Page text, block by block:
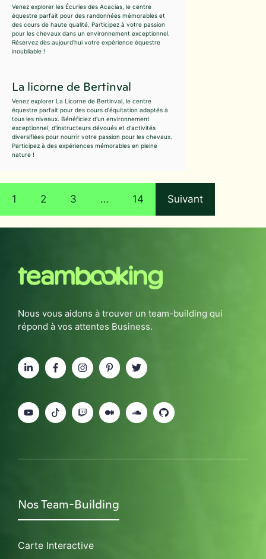
Venez explorer les Écuries des Acacias, le centre
équestre parfait pour des randonnées mémorables et
des cours de haute qualité. Participez à votre passion
pour les chevaux dans un environnement exceptionnel.
Réservez dès aujourd'hui votre expérience équestre
inoubliable !
La licorne de Bertinval
Venez explorer La Licorne de Bertinval, le centre
équestre parfait pour des cours d'équitation adaptés à
tous les niveaux. Bénéficiez d'un environnement
exceptionnel, d'instructeurs dévoués et d'activités
diversifiées pour nourrir votre passion pour les chevaux.
Participez à des expériences mémorables en pleine
nature !
1 2 3 … 14 Suivant
Nous vous aidons à trouver un team-building qui
répond à vos attentes Business.
Nos Team-Building
Carte Interactive